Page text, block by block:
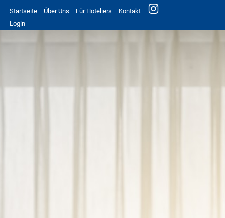
Startseite Über Uns Für Hoteliers
Kontakt
Login